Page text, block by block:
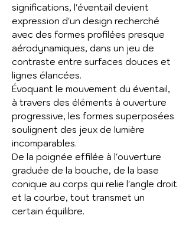
significations, l'éventail devient
expression d'un design recherché
avec des formes profilées presque
aérodynamiques, dans un jeu de
contraste entre surfaces douces et
lignes élancées.
Évoquant le mouvement du éventail,
à travers des éléments à ouverture
progressive, les formes superposées
soulignent des jeux de lumière
incomparables.
De la poignée effilée à l'ouverture
graduée de la bouche, de la base
conique au corps qui relie l'angle droit
et la courbe, tout transmet un
certain équilibre.